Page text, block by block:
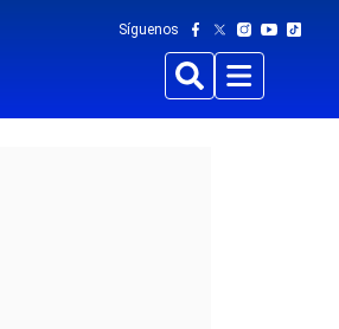
Síguenos
BuscarMenu